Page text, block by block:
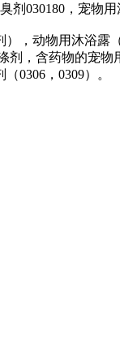
剂030180，宠物
，动物用沐浴
剂，含药物的宠
0306，0309）。